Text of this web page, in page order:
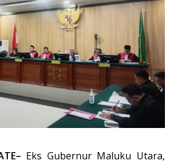
Eks Gubernur Maluku Utara,